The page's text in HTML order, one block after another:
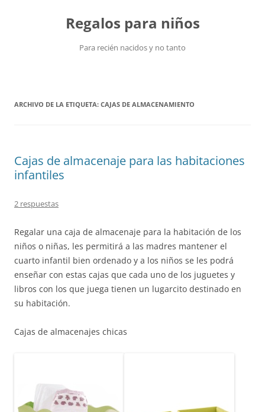
Regalos para niños
Para recién nacidos y no tanto
ARCHIVO DE LA ETIQUETA: CAJAS DE ALMACENAMIENTO
Cajas de almacenaje para las habitaciones
infantiles
2 respuestas
Regalar una caja de almacenaje para la habitación de los
niños o niñas, les permitirá a las madres mantener el
cuarto infantil bien ordenado y a los niños se les podrá
enseñar con estas cajas que cada uno de los juguetes y
libros con los que juega tienen un lugarcito destinado en
su habitación.
Cajas de almacenajes chicas